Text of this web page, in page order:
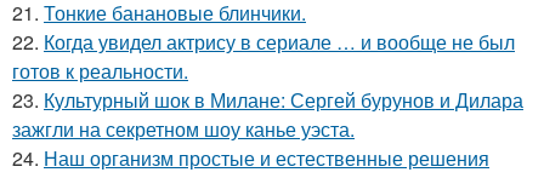
21. Тонкие банановые блинчики.
22. Когда увидел актрису в сериале … и вообще не был
готов к реальности.
23. Культурный шок в Милане: Сергей бурунов и Дилара
зажгли на секретном шоу канье уэста.
24. Наш организм простые и естественные решения